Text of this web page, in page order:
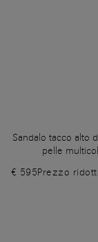
Sandalo tacco alto
pelle
€ 595Prezzo